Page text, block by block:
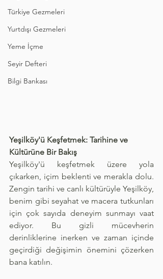
Türkiye Gezmeleri
Yurtdışı Gezmeleri
Yeme İçme
Seyir Defteri
Bilgi Bankası
Yeşilköy'ü Keşfetmek: Tarihine ve
Kültürüne Bir Bakış
Yeşilköy'ü keşfetmek üzere yola
çıkarken, içim beklenti ve merakla dolu.
Zengin tarihi ve canlı kültürüyle Yeşilköy,
benim gibi seyahat ve macera tutkunları
için çok sayıda deneyim sunmayı vaat
ediyor. Bu gizli mücevherin
derinliklerine inerken ve zaman içinde
geçirdiği değişimin önemini çözerken
bana katılın.